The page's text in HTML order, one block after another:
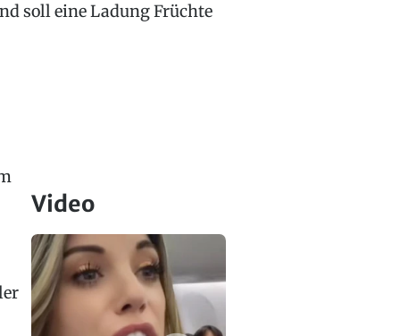
soll eine Ladung Früchte
Video